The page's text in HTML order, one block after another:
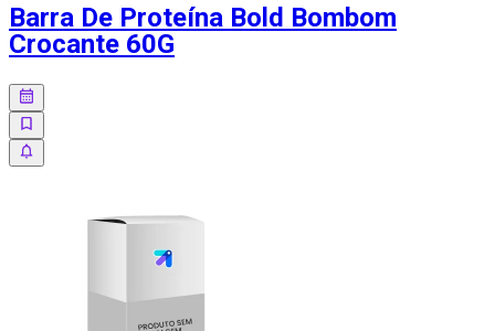
Barra De Proteína Bold Bombom
Crocante 60G